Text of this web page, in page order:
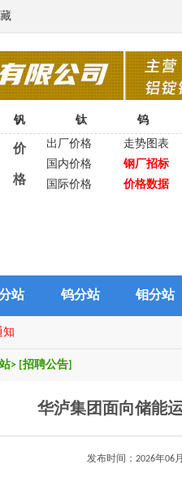
钒 钛 钨
价
格
出厂价格
走势图表
国内价格
钢厂招标
国际价格
价格数据
站 钨分站 钼分站
知
> [招聘公告]
华泸集团面向储能
发布时间：2026年